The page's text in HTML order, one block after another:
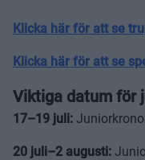
Klicka här för att se
Klicka här för att se
Viktiga datum för
17–19 juli:
20 juli–2 augusti: